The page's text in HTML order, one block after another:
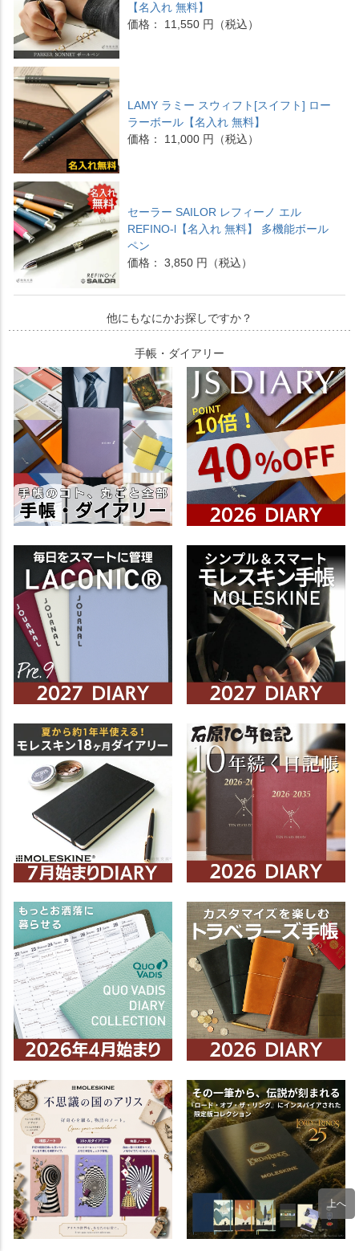
【名入れ 無料】
価格： 11,550 円（税込）
LAMY ラミー スウィフト[スイフト] ロー
ラーボール【名入れ 無料】
価格： 11,000 円（税込）
セーラー SAILOR レフィーノ エル
REFINO-l【名入れ 無料】 多機能ボール
ペン
価格： 3,850 円（税込）
他にもなにかお探しですか？
手帳・ダイアリー